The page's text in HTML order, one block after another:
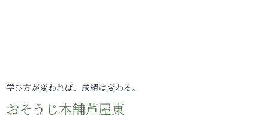
学び方が変われば、成績は変わる。
おそうじ本舗芦屋東